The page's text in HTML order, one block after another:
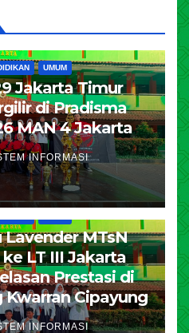
UMUM
Jakarta Timur
di Pradisma
MAN 4 Jakarta
INFORMASI
Lavender MTsN
LT III Jakarta
Prestasi di
Kwarran Cipayung
INFORMASI